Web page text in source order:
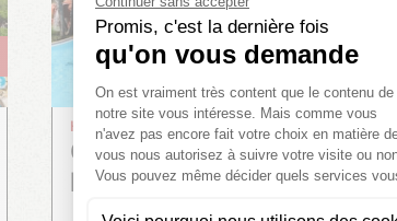
75
7653 Meinungen
HYERES Provence-Alpes-Côte d'Azur
Camping Club Tikayan
Les Palmiers★★★★